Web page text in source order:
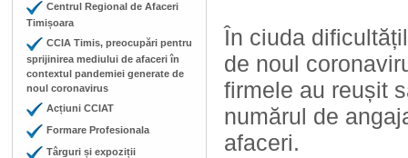
Centrul Regional de Afaceri
Timișoara
CCIA Timis, preocupări pentru
sprijinirea mediului de afaceri în
contextul pandemiei generate de
noul coronavirus
Acțiuni CCIAT
Formare Profesionala
Târguri și expoziții
În ciuda
de noul
firmele au reușit
numărul de
afaceri.